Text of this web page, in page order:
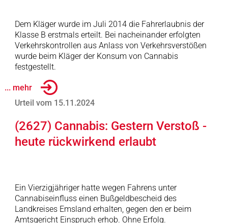
Dem Kläger wurde im Juli 2014 die Fahrerlaubnis der
Klasse B erstmals erteilt. Bei nacheinander erfolgten
Verkehrskontrollen aus Anlass von Verkehrsverstößen
wurde beim Kläger der Konsum von Cannabis
festgestellt.
... mehr
Urteil vom 15.11.2024
(2627) Cannabis: Gestern Verstoß -
heute rückwirkend erlaubt
Ein Vierzigjähriger hatte wegen Fahrens unter
Cannabiseinfluss einen Bußgeldbescheid des
Landkreises Emsland erhalten, gegen den er beim
Amtsgericht Einspruch erhob. Ohne Erfolg.